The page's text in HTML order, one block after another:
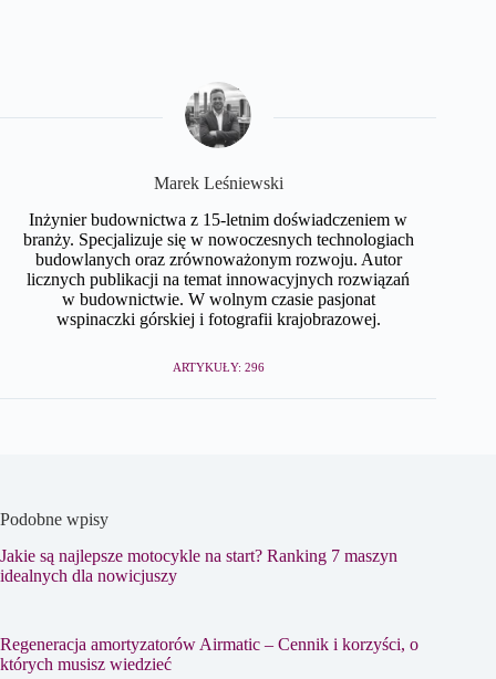
Marek Leśniewski
Inżynier budownictwa z 15-letnim doświadczeniem w
branży. Specjalizuje się w nowoczesnych technologiach
budowlanych oraz zrównoważonym rozwoju. Autor
licznych publikacji na temat innowacyjnych rozwiązań
w budownictwie. W wolnym czasie pasjonat
wspinaczki górskiej i fotografii krajobrazowej.
ARTYKUŁY: 296
Podobne wpisy
Jakie są najlepsze motocykle na start? Ranking 7 maszyn
idealnych dla nowicjuszy
Regeneracja amortyzatorów Airmatic – Cennik i korzyści, o
których musisz wiedzieć